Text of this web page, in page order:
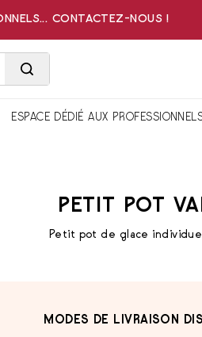
CONTACTEZ-NOUS !
ESPACE DÉDIÉ AUX
PETIT POT
Petit pot de glace
MODES DE LIVRAISON